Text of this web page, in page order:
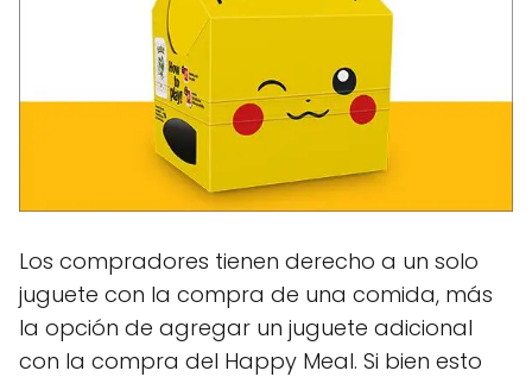
Los compradores tienen derecho a un solo
juguete con la compra de una comida, más
la opción de agregar un juguete adicional
con la compra del Happy Meal. Si bien esto